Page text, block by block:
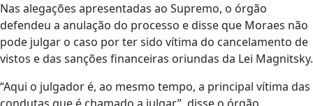
Nas alegações apresentadas ao Supremo, o órgão
defendeu a anulação do processo e disse que Moraes não
pode julgar o caso por ter sido vítima do cancelamento de
vistos e das sanções financeiras oriundas da Lei Magnitsky.
“Aqui o julgador é, ao mesmo tempo, a principal vítima das